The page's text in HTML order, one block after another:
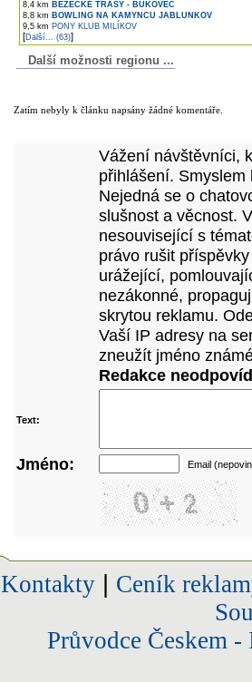
8,4 km BĚŽECKÉ TRASY - BUKOVEC
8,8 km BOWLING NA KAMYNCU JABLUNKOV
9,5 km PONY KLUB MILÍKOV
[Další... (63)]
Další možnosti regionu ...
Zatím nebyly k článku napsány žádné komentáře.
Vážení návštěvníci,
přihlášení.
Nejedná se o
slušnost a věcnost.
nesouvisející s
právo rušit
urážející,
nezákonné,
skrytou reklamu.
Vaší IP adresy na
zneužít jméno
Redakce
Text:
Jméno: Email
Kontakty| Ceník
Průvodce Českem